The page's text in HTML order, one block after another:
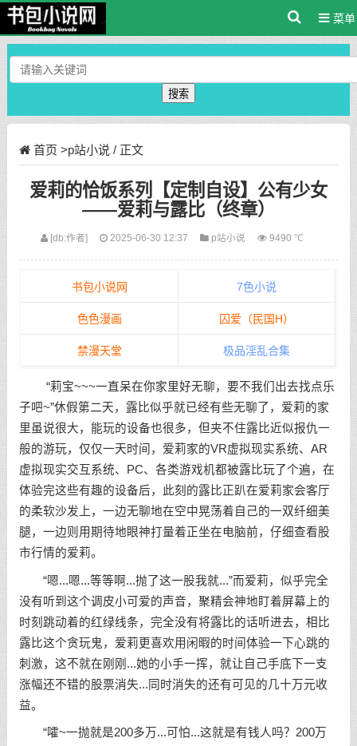
菜单
搜索
首页 >p站小说 / 正文
爱莉的恰饭系列【定制自设】公有少女
——爱莉与露比（终章）
[db:作者] 2025-06-30 12:37 p站小说 9490 ℃
书包小说网 7色小说
色色漫画 囚爱（民国H）
禁漫天堂 极品淫乱合集
“莉宝~~~一直呆在你家里好无聊，要不我们出去找点乐
子吧~”休假第二天，露比似乎就已经有些无聊了，爱莉的家
里虽说很大，能玩的设备也很多，但夹不住露比近似报仇一
般的游玩，仅仅一天时间，爱莉家的VR虚拟现实系统、AR
虚拟现实交互系统、PC、各类游戏机都被露比玩了个遍，在
体验完这些有趣的设备后，此刻的露比正趴在爱莉家会客厅
的柔软沙发上，一边无聊地在空中晃荡着自己的一双纤细美
腿，一边则用期待地眼神打量着正坐在电脑前，仔细查看股
市行情的爱莉。
“嗯...嗯...等等啊...抛了这一股我就...”而爱莉，似乎完全
没有听到这个调皮小可爱的声音，聚精会神地盯着屏幕上的
时刻跳动着的红绿线条，完全没有将露比的话听进去，相比
露比这个贪玩鬼，爱莉更喜欢用闲暇的时间体验一下心跳的
刺激，这不就在刚刚...她的小手一挥，就让自己手底下一支
涨幅还不错的股票消失...同时消失的还有可见的几十万元收
益。
“嚯~一抛就是200多万...可怕...这就是有钱人吗？200万